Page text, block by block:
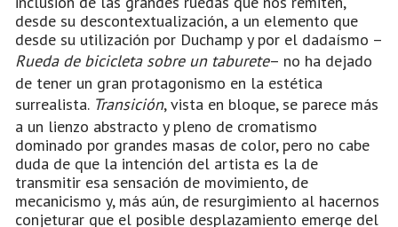
desde su descontextualización, a un elemento que
desde su utilización por Duchamp y por el dadaísmo –
Rueda de bicicleta sobre un taburete– no ha dejado
de tener un gran protagonismo en la estética
surrealista. Transición, vista en bloque, se parece más
a un lienzo abstracto y pleno de cromatismo
dominado por grandes masas de color, pero no cabe
duda de que la intención del artista es la de
transmitir esa sensación de movimiento, de
mecanicismo y, más aún, de resurgimiento al hacernos
conjeturar que el posible desplazamiento emerge del